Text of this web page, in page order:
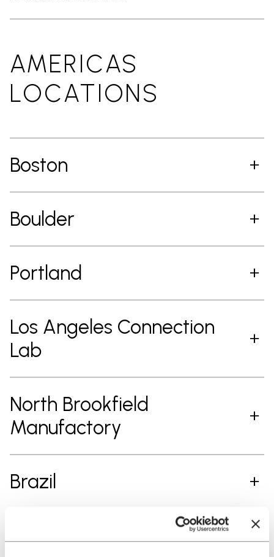
AMERICAS
LOCATIONS
Boston
Boulder
Portland
Los Angeles Connection
Lab
North Brookfield
Manufactory
Brazil